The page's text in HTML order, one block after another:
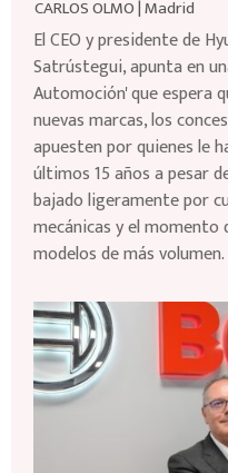
CARLOS OLMO|Madrid
El CEO y presidente de
Satrústegui, apunta en
Automoción' que espera
nuevas marcas, los
apuesten por quienes le
últimos 15 años a pesar
bajado ligeramente por
mecánicas y el momento
modelos de más volumen.